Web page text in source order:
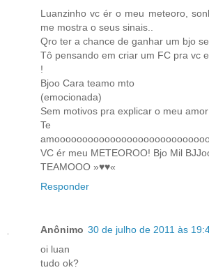
Luanzinho vc ér o meu meteoro,
me mostra o seus sinais..
Qro ter a chance de ganhar um bjo
Tô pensando em criar um FC pra vc
!
Bjoo Cara teamo mto
(emocionada)
Sem motivos pra explicar o meu
Te
VC ér meu METEOROO! Bjo Mil
TEAMOOO »♥♥«
Responder
Anônimo 30 de julho de 2011 às
oi luan
tudo ok?